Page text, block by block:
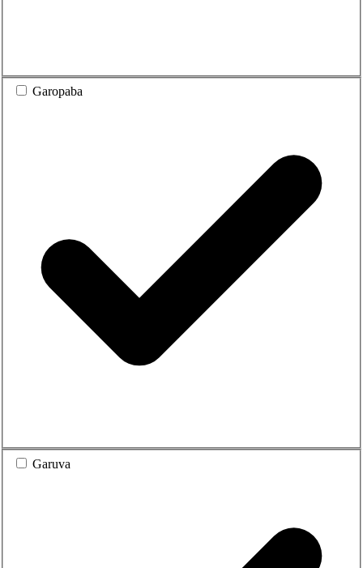
Garopaba
Garuva